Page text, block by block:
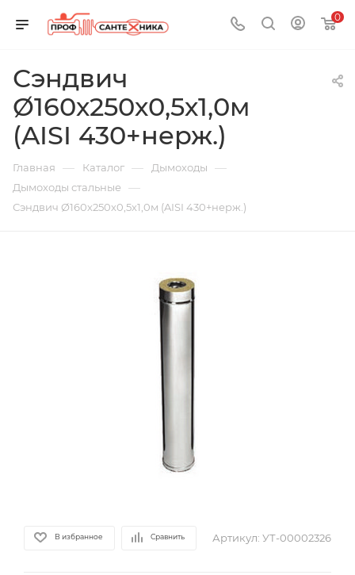
0
Сэндвич
Ø160х250х0,5х1,0м
(AISI 430+нерж.)
Главная — Каталог — Дымоходы —
Дымоходы стальные —
Сэндвич Ø160х250х0,5х1,0м (AISI 430+нерж.)
В избранное Сравнить Артикул: УТ-00002326